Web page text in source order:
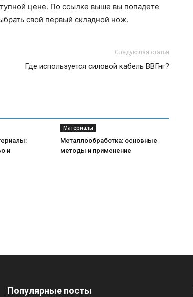
цене. По ссылке выше вы попадете
свой первый складной нож.
Следующая статья
Где используется силовой кабель ВВГнг?
и
Материалы
Металлообработка: основные
методы и применение
Популярные посты